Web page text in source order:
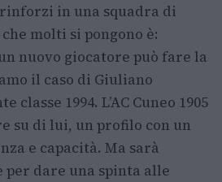
in una squadra di
molti si pongono è:
nuovo giocatore può fare la
il caso di Giuliano
classe 1994. L’AC Cuneo 1905
su di lui, un profilo con un
e capacità. Ma sarà
dare una spinta alle